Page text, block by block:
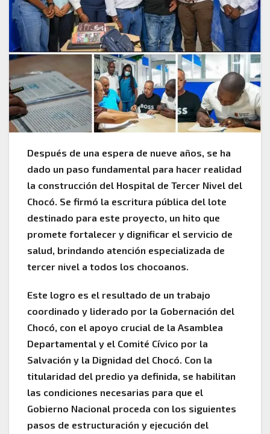
Después de una espera de nueve años, se ha
dado un paso fundamental para hacer realidad
la construcción del Hospital de Tercer Nivel del
Chocó. Se firmó la escritura pública del lote
destinado para este proyecto, un hito que
promete fortalecer y dignificar el servicio de
salud, brindando atención especializada de
tercer nivel a todos los chocoanos.
Este logro es el resultado de un trabajo
coordinado y liderado por la Gobernación del
Chocó, con el apoyo crucial de la Asamblea
Departamental y el Comité Cívico por la
Salvación y la Dignidad del Chocó. Con la
titularidad del predio ya definida, se habilitan
las condiciones necesarias para que el
Gobierno Nacional proceda con los siguientes
pasos de estructuración y ejecución del